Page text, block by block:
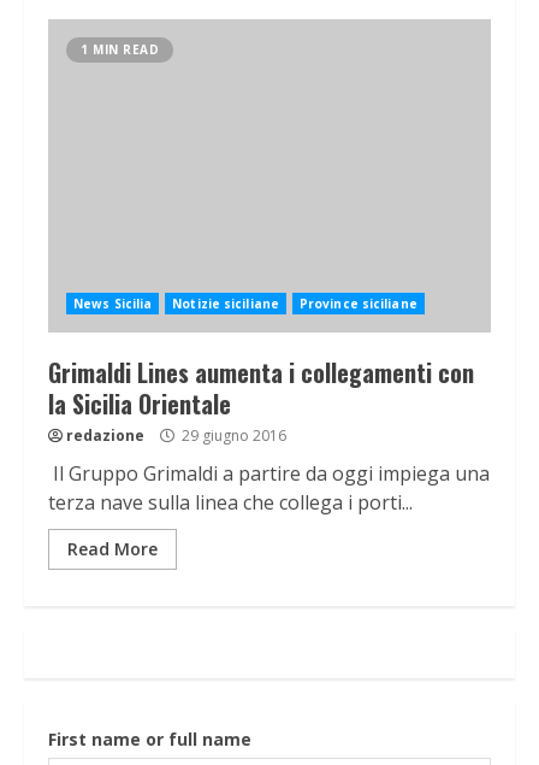
1 MIN READ
News Sicilia Notizie siciliane Province siciliane
Grimaldi Lines aumenta i collegamenti con
la Sicilia Orientale
redazione 29 giugno 2016
Il Gruppo Grimaldi a partire da oggi impiega una
terza nave sulla linea che collega i porti...
Read More
First name or full name